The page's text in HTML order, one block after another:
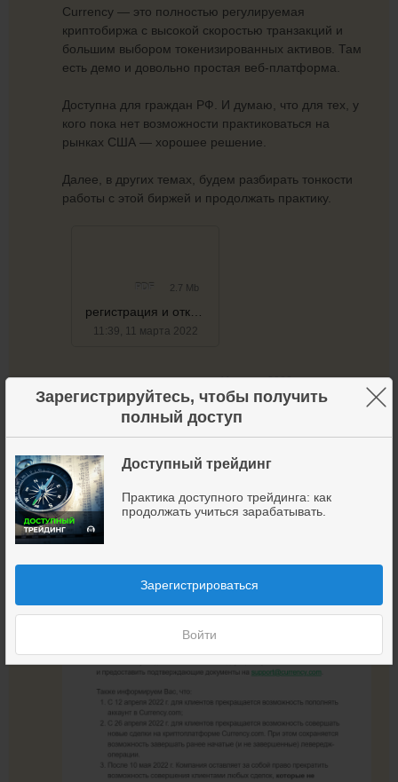
Зарегистрируйтесь, чтобы получить
полный доступ
Доступный трейдинг
Практика доступного трейдинга: как
продолжать учиться зарабатывать.
Зарегистрироваться
Войти
×
Currency — это полностью регулируемая
криптобиржа с высокой скоростью транзакций и
большим выбором токенизированных активов. Там
есть демо и довольно простая веб-платформа.
Доступна для граждан РФ. И думаю, что для тех, у
кого пока нет возможности практиковаться на
рынках США — хорошее решение.
Далее, в других темах, будем разбирать тонкости
работы с этой биржей и продолжать практику.
2.7 Mb
PDF
11:39, 11 марта 2022
11 марта 2022
Важное сообщение от крипто биржи